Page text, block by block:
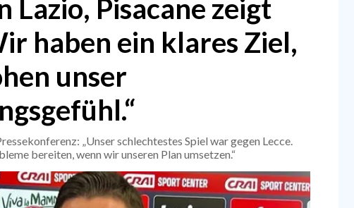
Lazio, Pisacane zeigt
haben ein klares Ziel,
unser
„Unser schlechtestes Spiel war gegen Lecce.
bereiten, wenn wir unseren Plan umsetzen.“